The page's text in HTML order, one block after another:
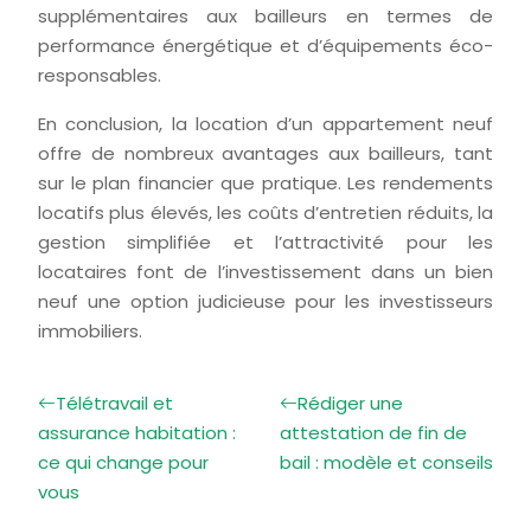
supplémentaires aux bailleurs en termes de
performance énergétique et d’équipements éco-
responsables.
En conclusion, la location d’un appartement neuf
offre de nombreux avantages aux bailleurs, tant
sur le plan financier que pratique. Les rendements
locatifs plus élevés, les coûts d’entretien réduits, la
gestion simplifiée et l’attractivité pour les
locataires font de l’investissement dans un bien
neuf une option judicieuse pour les investisseurs
immobiliers.
Télétravail et
assurance habitation :
ce qui change pour
vous
Rédiger une
attestation de fin de
bail : modèle et conseils